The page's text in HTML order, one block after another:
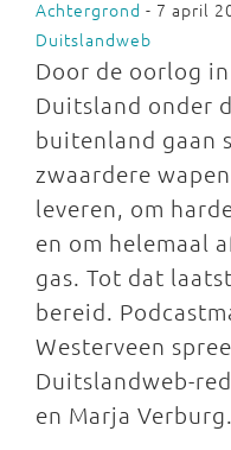
Achtergrond - 7 april
Duitslandweb
Door de oorlog
Duitsland onder
buitenland gaan
zwaardere
leveren, om
en om helemaal
gas. Tot dat
bereid.
Westerveen
Duitslandweb-
en Marja Verburg.